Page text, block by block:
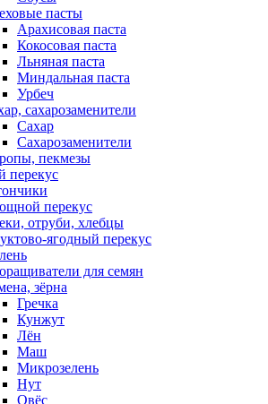
пасты
Арахисовая паста
Кокосовая паста
Льняная паста
Миндальная паста
Урбеч
сахарозаменители
Сахар
Сахарозаменители
пекмезы
перекус
перекус
отруби, хлебцы
ягодный перекус
для семян
зёрна
Гречка
Кунжут
Лён
Маш
Микрозелень
Нут
Овёс